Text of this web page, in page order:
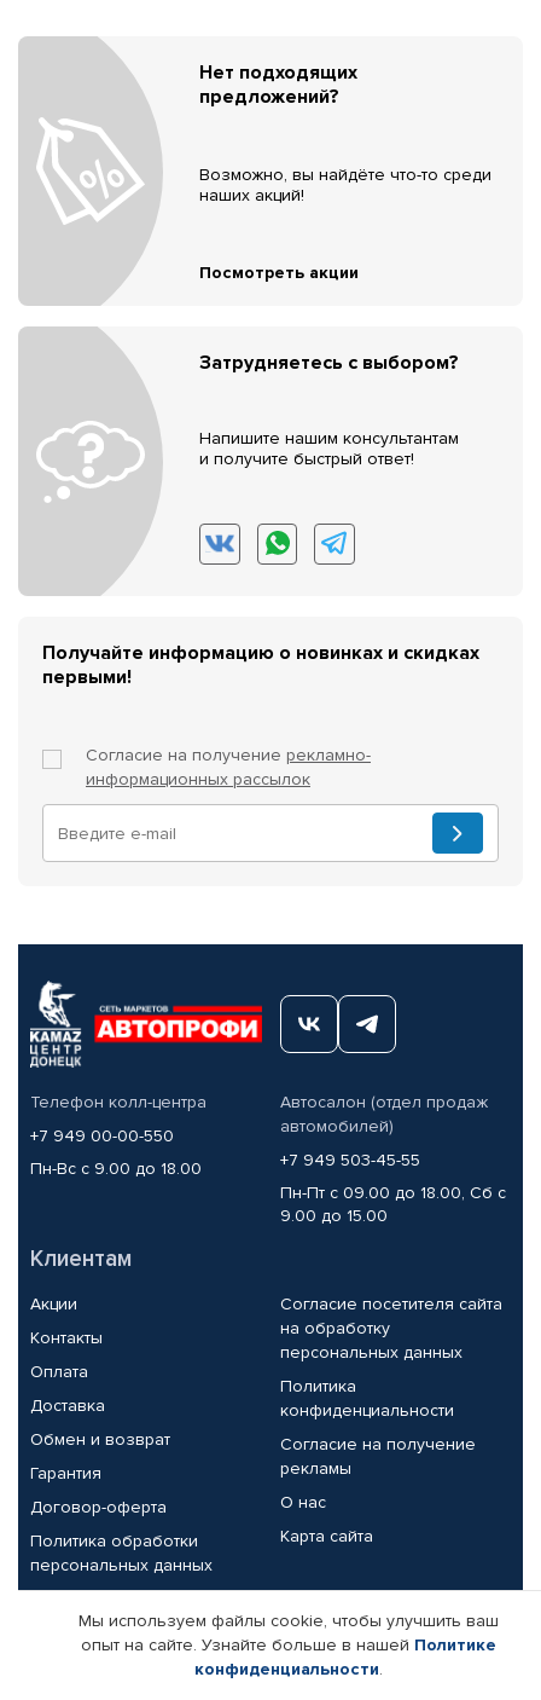
Нет подходящих
предложений?
Возможно, вы найдёте что-то среди
наших акций!
Посмотреть акции
Затрудняетесь с выбором?
Напишите нашим консультантам
и получите быстрый ответ!
Получайте информацию о новинках и скидках
первыми!
Согласие на получение рекламно-
информационных рассылок
Телефон колл-центра
+7 949 00-00-550
Пн-Вс с 9.00 до 18.00
Автосалон (отдел продаж
автомобилей)
+7 949 503-45-55
Пн-Пт с 09.00 до 18.00, Сб с
9.00 до 15.00
Клиентам
Акции
Контакты
Оплата
Доставка
Обмен и возврат
Гарантия
Договор-оферта
Политика обработки
персональных данных
Согласие посетителя сайта
на обработку
персональных данных
Политика
конфиденциальности
Согласие на получение
рекламы
О нас
Карта сайта
Партнерам
Корпоративным клиентам
Реквизиты компании
Мы используем файлы cookie, чтобы улучшить ваш
опыт на сайте. Узнайте больше в нашей Политике
конфиденциальности.